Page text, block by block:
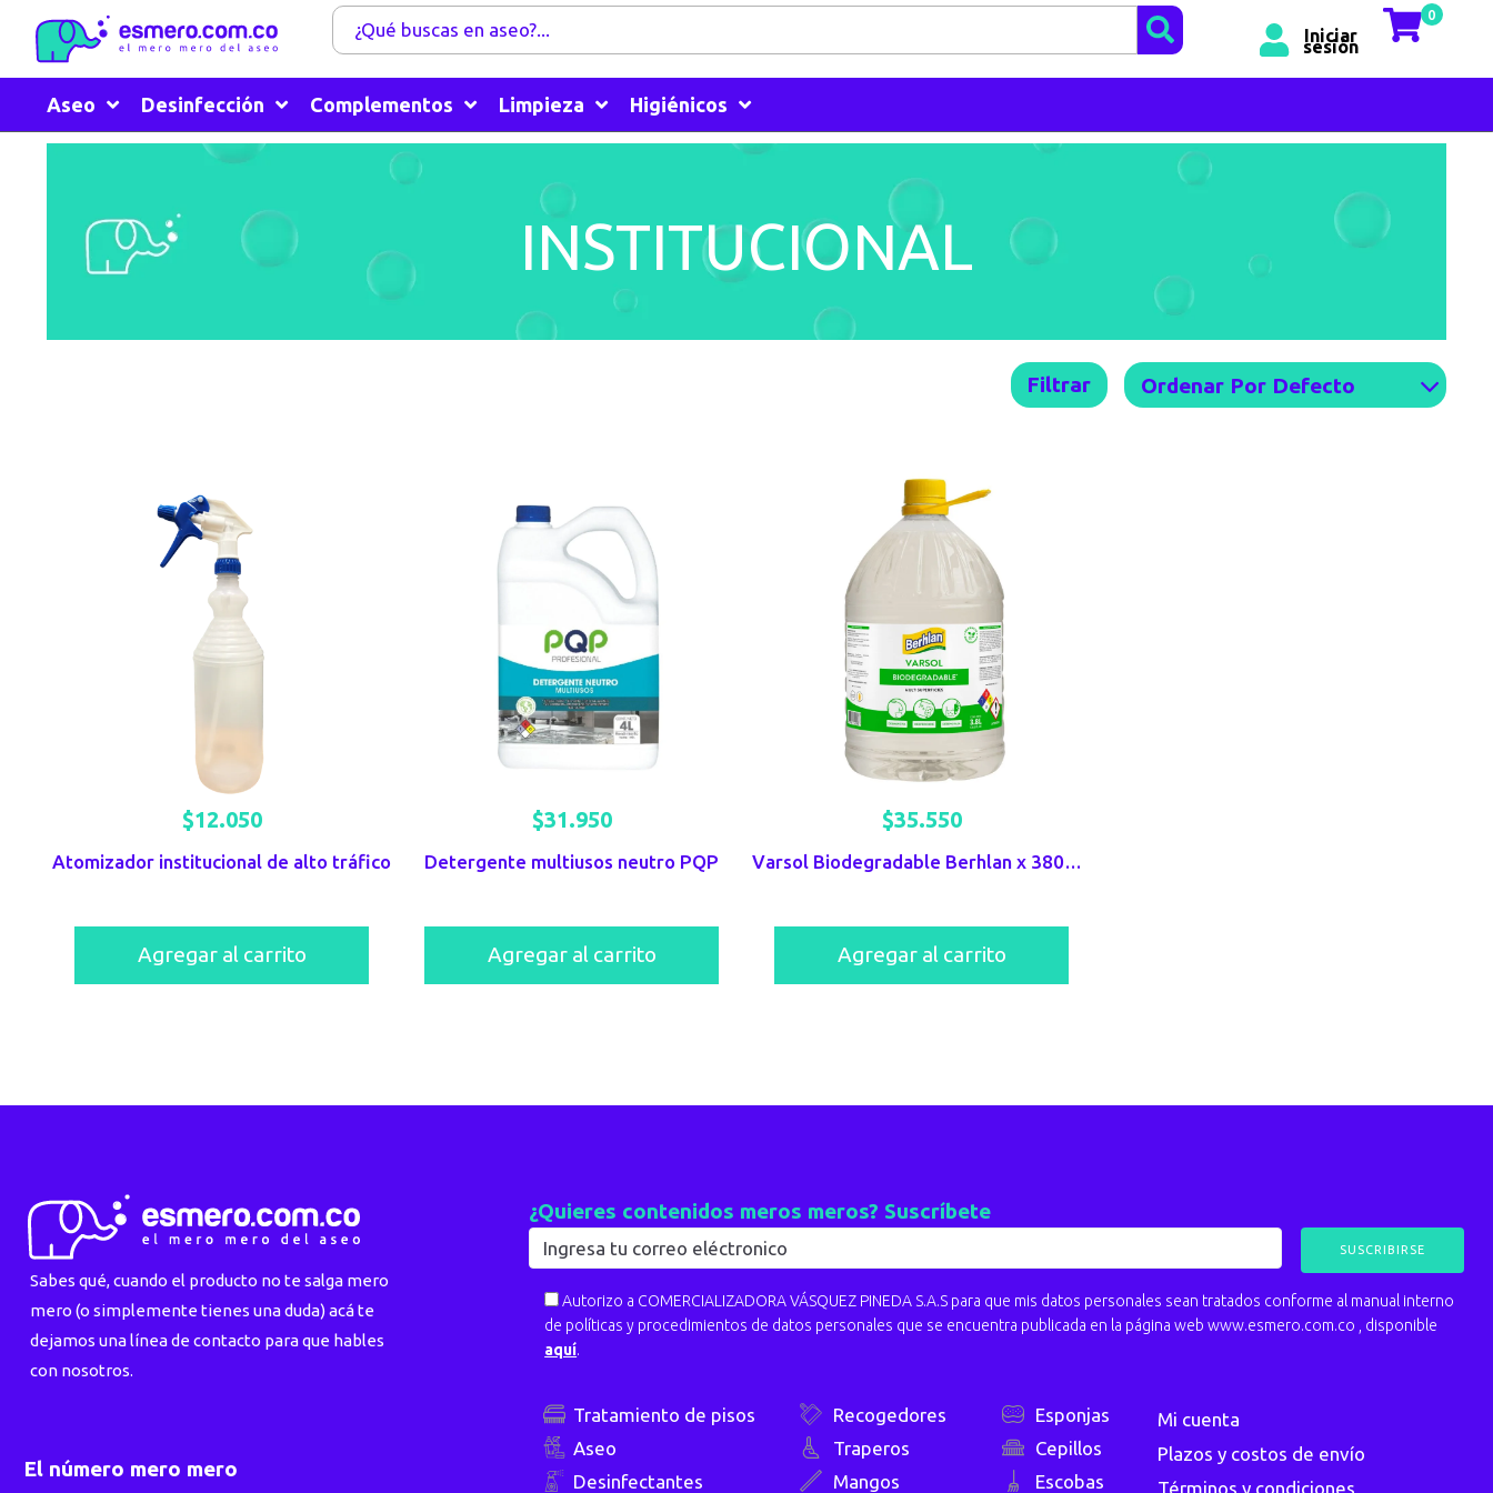
Iniciar
sesión
0
Aseo Desinfección Complementos Limpieza Higiénicos
INSTITUCIONAL
Filtrar
Atomizador institucional de alto tráfico
$12.050
Agregar al carrito
Detergente multiusos neutro PQP
$31.950
Agregar al carrito
Varsol Biodegradable Berhlan x 3800ml
$35.550
Agregar al carrito
Sabes qué, cuando el producto no te salga mero
mero (o simplemente tienes una duda) acá te
dejamos una línea de contacto para que hables
con nosotros.
El número mero mero
¿Quieres contenidos meros meros? Suscríbete
Autorizo a COMERCIALIZADORA VÁSQUEZ PINEDA S.A.S para que mis datos personales sean tratados conforme al manual interno
de políticas y procedimientos de datos personales que se encuentra publicada en la página web www.esmero.com.co , disponible
aquí.
Tratamiento de pisos
Aseo
Desinfectantes
Recogedores
Traperos
Mangos
Esponjas
Cepillos
Escobas
Mi cuenta
Plazos y costos de envío
Términos y condiciones